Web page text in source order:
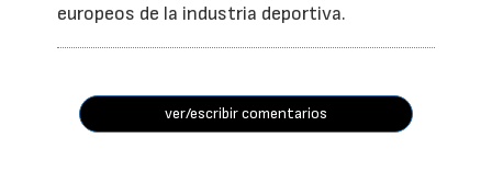
europeos de la industria deportiva.
ver/escribir comentarios